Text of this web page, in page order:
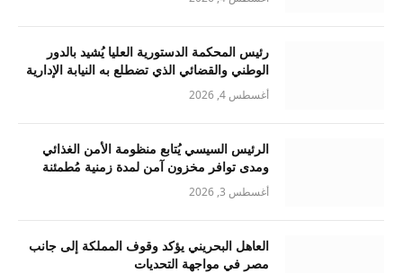
رئيس المحكمة الدستورية العليا يُشيد بالدور
الوطني والقضائي الذي تضطلع به النيابة الإدارية
أغسطس 4, 2026
الرئيس السيسي يُتابع منظومة الأمن الغذائي
ومدى توافر مخزون آمن لمدة زمنية مُطمئنة
أغسطس 3, 2026
العاهل البحريني يؤكد وقوف المملكة إلى جانب
مصر في مواجهة التحديات